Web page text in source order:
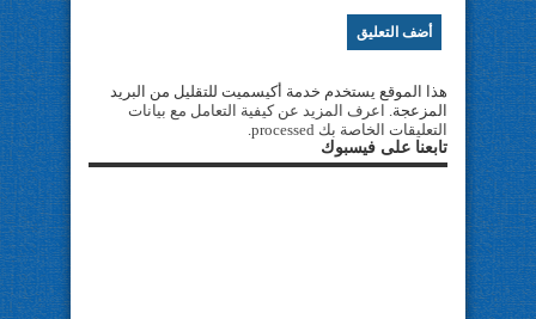
هذا الموقع يستخدم خدمة أكيسميت للتقليل من البريد
المزعجة. اعرف المزيد عن كيفية التعامل مع بيانات
التعليقات الخاصة بك processed
.
تابعنا على فيسبوك